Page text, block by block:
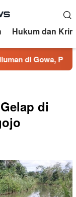
Hukum dan
PRI Desak
di